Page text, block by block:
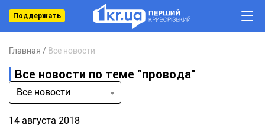
Поддержать
Главная Все новости
Все новости по теме "провода"
Все новости
14 августа 2018